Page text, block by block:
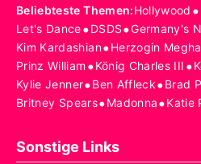
Beliebteste Themen:Hollywood •
Let's Dance•DSDS•Germany's
Kim Kardashian•Herzogin
Prinz William •König Charles III •
Kylie Jenner•Ben Affleck•Brad
Britney Spears•Madonna•Katie
Sonstige Links